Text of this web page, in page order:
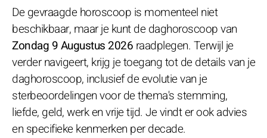
De gevraagde horoscoop is momenteel niet
beschikbaar, maar je kunt de daghoroscoop van
Zondag 9 Augustus 2026 raadplegen. Terwijl je
verder navigeert, krijg je toegang tot de details van je
daghoroscoop, inclusief de evolutie van je
sterbeoordelingen voor de thema's stemming,
liefde, geld, werk en vrije tijd. Je vindt er ook advies
en specifieke kenmerken per decade.